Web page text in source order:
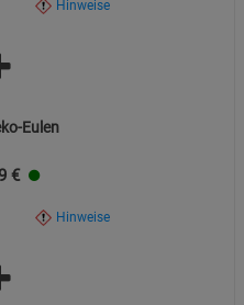
Hinweise
Eulen
€
Hinweise